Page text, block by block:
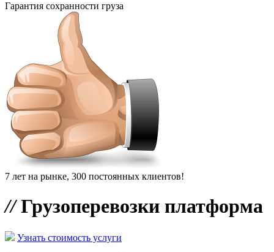
Гарантия сохранности груза
7 лет на рынке, 300 постоянных клиентов!
//Грузоперевозки платформа
Узнать стоимость услуги